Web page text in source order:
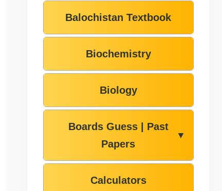
Balochistan Textbook
Biochemistry
Biology
Boards Guess | Past
Papers
▼
Calculators